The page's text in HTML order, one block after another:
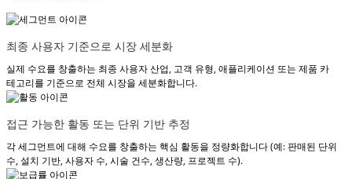
최종 사용자 기준으로 시장 세분화
실제 수요를 창출하는 최종 사용자 산업, 고객 유형, 애플리케이션 또는 제품 카
테고리를 기준으로 전체 시장을 세분화합니다.
접근 가능한 활동 또는 단위 기반 추정
각 세그먼트에 대해 수요를 창출하는 핵심 활동을 정량화합니다 (예: 판매된 단위
수, 설치 기반, 사용자 수, 시술 건수, 생산량, 프로젝트 수).